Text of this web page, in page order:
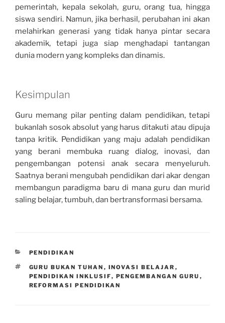
pemerintah, kepala sekolah, guru, orang tua, hingga
siswa sendiri. Namun, jika berhasil, perubahan ini akan
melahirkan generasi yang tidak hanya pintar secara
akademik, tetapi juga siap menghadapi tantangan
dunia modern yang kompleks dan dinamis.
Kesimpulan
Guru memang pilar penting dalam pendidikan, tetapi
bukanlah sosok absolut yang harus ditakuti atau dipuja
tanpa kritik. Pendidikan yang maju adalah pendidikan
yang berani membuka ruang dialog, inovasi, dan
pengembangan potensi anak secara menyeluruh.
Saatnya berani mengubah pendidikan dari akar dengan
membangun paradigma baru di mana guru dan murid
saling belajar, tumbuh, dan bertransformasi bersama.
CATEGORIES
PENDIDIKAN
TAGS
GURU BUKAN TUHAN , INOVASI BELAJAR ,
PENDIDIKAN INKLUSIF, PENGEMBANGAN GURU ,
REFORMASI PENDIDIKAN